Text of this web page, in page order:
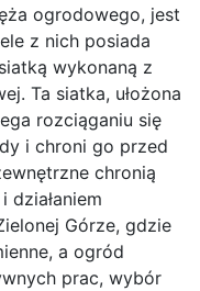
ogrodowego, jest
z nich posiada
wykonaną z
Ta siatka, ułożona
rozciąganiu się
i chroni go przed
chronią
działaniem
Górze, gdzie
a ogród
prac, wybór